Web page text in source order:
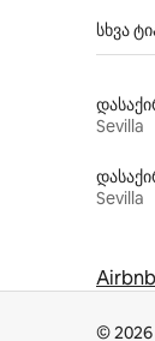
სხვა
Sevilla
Sevilla
Airbnb
© 2026